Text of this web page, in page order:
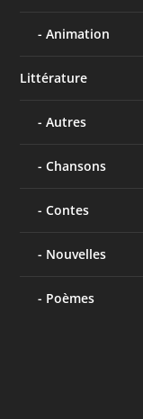
Animation
Littérature
Autres
Chansons
Contes
Nouvelles
Poèmes